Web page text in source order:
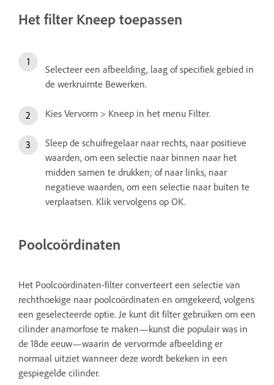
Het filter Kneep toepassen
Selecteer een afbeelding, laag of specifiek gebied in
de werkruimte Bewerken.
Kies Vervorm > Kneep in het menu Filter.
Sleep de schuifregelaar naar rechts, naar positieve
waarden, om een selectie naar binnen naar het
midden samen te drukken; of naar links, naar
negatieve waarden, om een selectie naar buiten te
verplaatsen. Klik vervolgens op OK.
Poolcoördinaten
Het Poolcoördinaten-filter converteert een selectie van
rechthoekige naar poolcoördinaten en omgekeerd, volgens
een geselecteerde optie. Je kunt dit filter gebruiken om een
cilinder anamorfose te maken—kunst die populair was in
de 18de eeuw—waarin de vervormde afbeelding er
normaal uitziet wanneer deze wordt bekeken in een
gespiegelde cilinder.